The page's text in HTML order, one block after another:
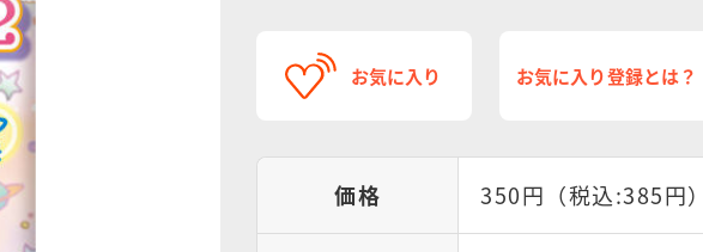
R.E.D.・ス
ー戦隊シリーズ
グミ
お気に入り お気に入り登録とは？
価格 350円（税込:385円）